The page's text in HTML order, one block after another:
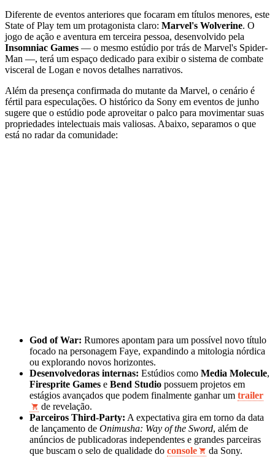
Diferente de eventos anteriores que focaram em títulos menores, este
State of Play tem um protagonista claro: Marvel's Wolverine. O
jogo de ação e aventura em terceira pessoa, desenvolvido pela
Insomniac Games — o mesmo estúdio por trás de Marvel's Spider-
Man —, terá um espaço dedicado para exibir o sistema de combate
visceral de Logan e novos detalhes narrativos.
Além da presença confirmada do mutante da Marvel, o cenário é
fértil para especulações. O histórico da Sony em eventos de junho
sugere que o estúdio pode aproveitar o palco para movimentar suas
propriedades intelectuais mais valiosas. Abaixo, separamos o que
está no radar da comunidade:
God of War: Rumores apontam para um possível novo título
focado na personagem Faye, expandindo a mitologia nórdica
ou explorando novos horizontes.
Desenvolvedoras internas: Estúdios como Media Molecule,
Firesprite Games e Bend Studio possuem projetos em
estágios avançados que podem finalmente ganhar um trailer
de revelação.
Parceiros Third-Party: A expectativa gira em torno da data
de lançamento de Onimusha: Way of the Sword, além de
anúncios de publicadoras independentes e grandes parceiras
que buscam o selo de qualidade do console da Sony.